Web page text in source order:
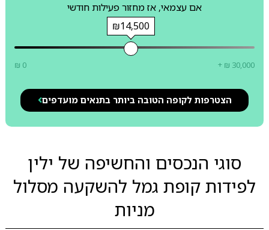
אם עצמאי, אז מחזור פעילות חודשי
₪14,500
₪ 0 + ₪ 30,000
הצטרפות לקופה הטובה ביותר בתנאים מועדפים
סוגי הנכסים והחשיפה של ילין
לפידות קופת גמל להשקעה מסלול
מניות